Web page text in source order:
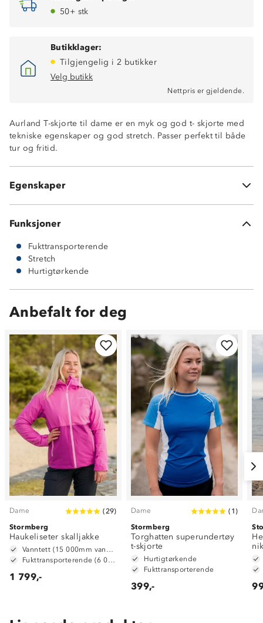
50+ stk
Butikklager:
Tilgjengelig i 2 butikker
Velg butikk
Nettpris er gjeldende.
Aurland T-skjorte til dame er en myk og god t- skjorte med
tekniske egenskaper og god stretch. Passer perfekt til både
tur og fritid.
Egenskaper
Svært god stretch
Funksjoner
Fukttransporterende
Stretch
Hurtigtørkende
Anbefalt for deg
Dame ( 29)
Stormberg
Haukeliseter skalljakke
1 799,-
Dame ( 1 )
Stormberg
Torghatten superundertøy
t-skjorte
Hurtigtørkende
Fukttransporterende
399,-